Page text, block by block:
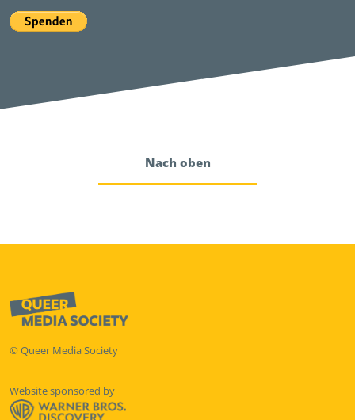
Nach oben
© Queer Media Society
Website sponsored by